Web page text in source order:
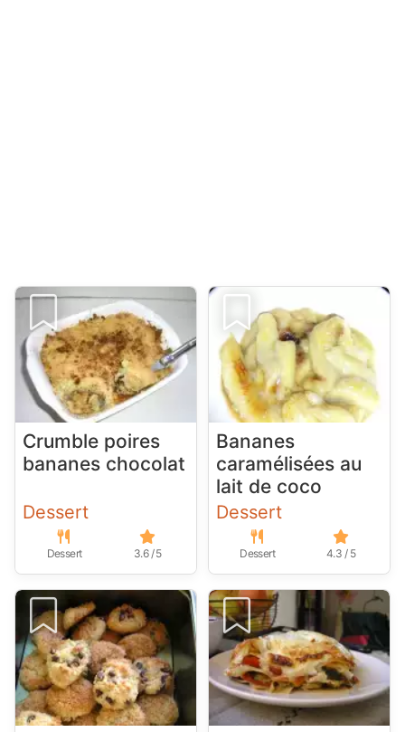
Crumble poires
bananes chocolat
Dessert
Dessert 3.6 / 5
Bananes
caramélisées au
lait de coco
Dessert
Dessert 4.3 / 5